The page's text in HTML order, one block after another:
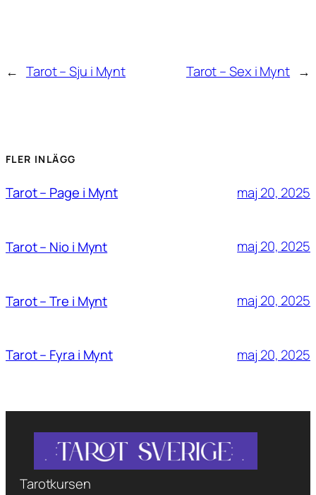
← Tarot – Sju i Mynt Tarot – Sex i Mynt →
FLER INLÄGG
Tarot – Page i Mynt maj 20, 2025
Tarot – Nio i Mynt maj 20, 2025
Tarot – Tre i Mynt maj 20, 2025
Tarot – Fyra i Mynt maj 20, 2025
Tarotkursen